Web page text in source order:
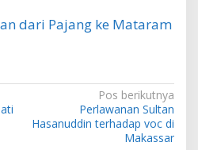
dari Pajang ke Mataram
Pos berikutnya
Perlawanan Sultan
Hasanuddin terhadap voc di
Makassar